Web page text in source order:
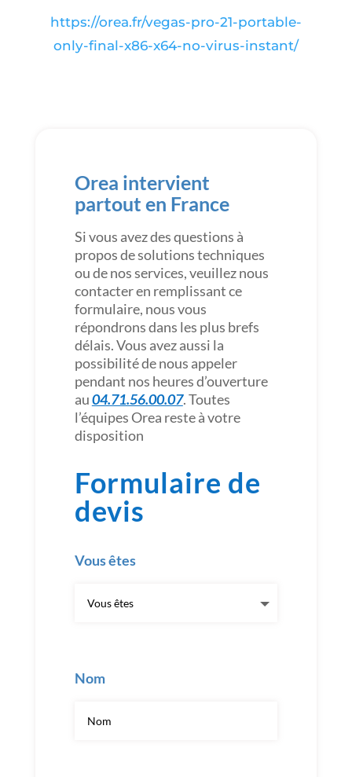
https://orea.fr/vegas-pro-21-portable-
only-final-x86-x64-no-virus-instant/
Orea intervient
partout en France
Si vous avez des questions à
propos de solutions techniques
ou de nos services, veuillez nous
contacter en remplissant ce
formulaire, nous vous
répondrons dans les plus brefs
délais. Vous avez aussi la
possibilité de nous appeler
pendant nos heures d’ouverture
au04.71.56.00.07. Toutes
l’équipes Orea reste à votre
disposition
Formulaire de
devis
Vous êtes
Nom